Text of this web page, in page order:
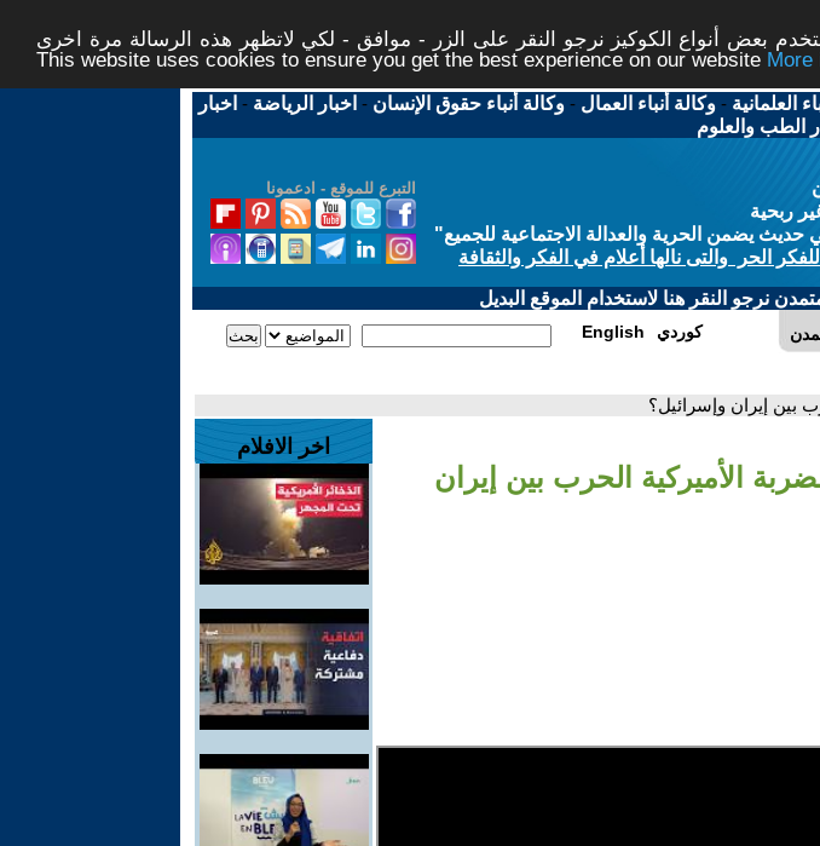
بعض أنواع الكوكيز نرجو النقر على الزر - موافق - لكي لاتظهر هذه الرسالة مرة اخرى -
This website uses cookies to ensure you get the best experience on our website
العلمانية -وكالة أنباء العمال -وكالة أنباء حقوق الإنسان - اخبار الرياضة - اخبار
الطب والعلوم
التبرع للموقع - ادعمونا
ربحية
يضمن الحرية والعدالة الاجتماعية للجميع"
الحر والتى نالها أعلام في الفكر والثقافة
نرجو النقر هنا لاستخدام الموقع البديل
English كوردي
بين إيران وإسرائيل؟
الأميركية الحرب بين إيران
اخر الافلام